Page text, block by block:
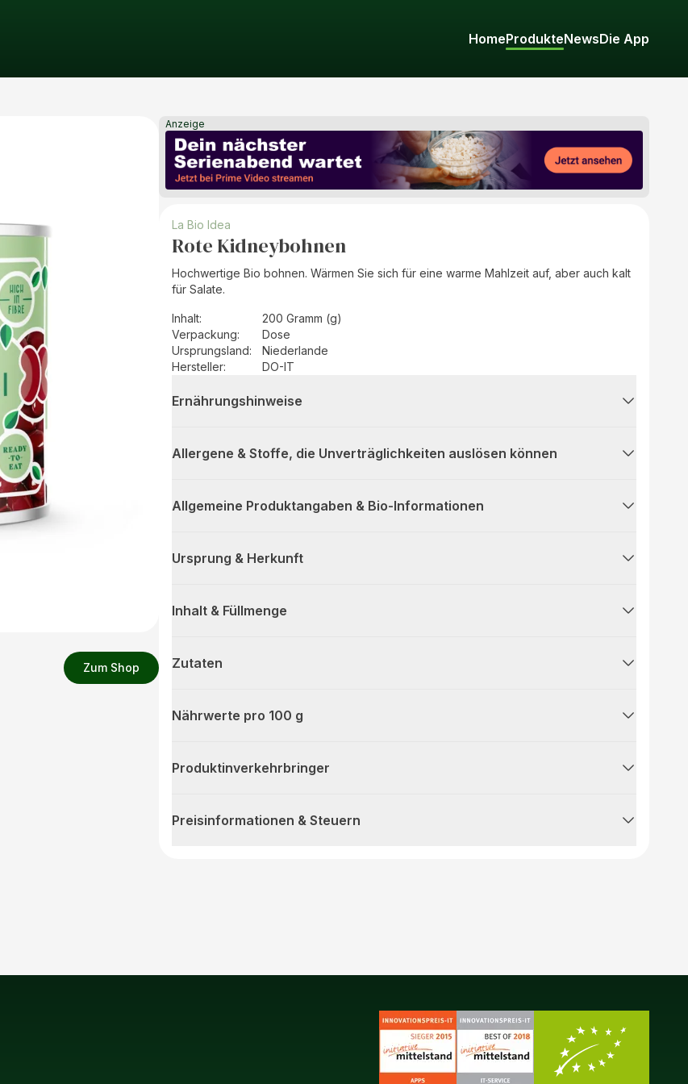
HomeProdukteNewsDie App
Zum Shop
Anzeige
La Bio Idea
Rote Kidneybohnen
Hochwertige Bio bohnen. Wärmen Sie sich für eine warme Mahlzeit auf, aber auch kalt
für Salate.
Inhalt:
200 Gramm (g)
Verpackung:
Dose
Ursprungsland:
Niederlande
Hersteller: DO-IT
Ernährungshinweise
Allergene & Stoffe, die Unverträglichkeiten auslösen können
Allgemeine Produktangaben & Bio-Informationen
Ursprung & Herkunft
Inhalt & Füllmenge
Zutaten
Nährwerte pro 100 g
Produktinverkehrbringer
Preisinformationen & Steuern